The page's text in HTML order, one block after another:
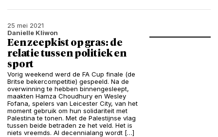
25 mei 2021
Danielle Kliwon
Een zeepkist op gras: de
relatie tussen politiek en
sport
Vorig weekend werd de FA Cup finale (de
Britse bekercompetitie) gespeeld. Na de
overwinning te hebben binnengesleept,
maakten Hamza Choudhury en Wesley
Fofana, spelers van Leicester City, van het
moment gebruik om hun solidariteit met
Palestina te tonen. Met de Palestijnse vlag
tussen beide betraden ze het veld. Het is
niets vreemds. Al decennialang wordt […]